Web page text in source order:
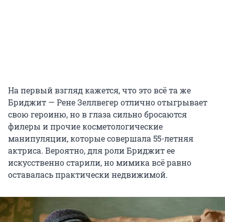
На первый взгляд кажется, что это всё та же
Бриджит — Рене Зеллвегер отлично отыгрывает
свою героиню, но в глаза сильно бросаются
филеры и прочие косметологические
манипуляции, которые совершала 55-летняя
актриса. Вероятно, для роли Бриджит ее
искусственно старили, но мимика всё равно
оставалась практически недвижимой.